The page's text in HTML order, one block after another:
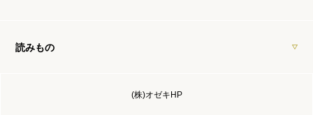
読みもの
(株)オゼキHP